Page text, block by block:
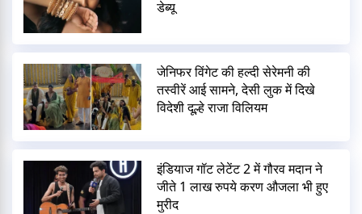
डेब्यू
जेनिफर विंगेट की हल्दी सेरेमनी की
तस्वीरें आई सामने, देसी लुक में दिखे
विदेशी दूल्हे राजा विलियम
इंडियाज गॉट लेटेंट 2 में गौरव मदान ने
जीते 1 लाख रुपये करण औजला भी हुए
मुरीद